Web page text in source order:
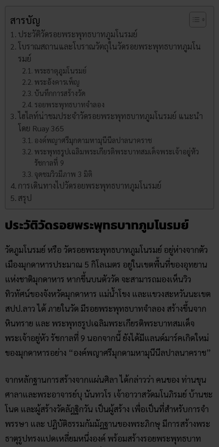
สารบัญ
ประวัติวัดรอยพระพุทธบาทภูมโนรมย์
โบราณสถานและโบราณวัตถุในวัดรอยพระพุทธบาทภูมโน
รมย์
พระธาตุภูมโนรมย์
พระอังคารเพ็ญ
บันทึกการสร้างวัด
รอยพระพุทธบาทจำลอง
ไฮไลท์น่าชมประจำวัดรอยพระพุทธบาทภูมโนรมย์ แนะนำ
โดย Ruay 365
องค์พญาศรีมุกดามหามุนีนีลปาลนาคราช
พระพุทธรูปเฉลิมพระเกียรติพระบาทสมเด็จพระเจ้าอยู่หัว
รัชกาลที่ 9
จุดชมวิวมีภาพ 3 มิติ
การเดินทางไปวัดรอยพระพุทธบาทภูมโนรมย์
สรุป
ประวัติวัดรอยพระพุทธบาทภูมโนรมย์
วัดภูมโนรมย์ หรือ วัดรอยพระพุทธบาทภูมโนรมย์ อยู่ห่างจากตัว
เมืองมุกดาหารประมาณ 5 กิโลเมตร อยู่ในเขตพื้นที่ของอุทยาน
แห่งชาติมุกดาหาร หากขึ้นบนตัววัด จะสามารถมองเห็นวิว
ทิวทัศน์ของจังหวัดมุกดาหาร แม่น้ำโขง และแขวงสะหวันนะเขต
สปป.ลาว ได้ ภายในวัด มีรอยพระพุทธบาทจำลอง สร้างขึ้นจาก
หินทราย และ พระพุทธรูปเฉลิมพระเกียรติพระบาทสมเด็จ
พระเจ้าอยู่หัว รัชกาลที่ 9 นอกจากนี้ ยังได้มีแลนด์มาร์คเกิดใหม่
ของมุกดาหารอย่าง “องค์พญาศรีมุกดามหามุนีนีลปาลนาคราช”
จากหลักฐานการสร้างจากแผ่นศิลา ได้กล่าวว่า คนของ ท่านขุน
ศาลาและพระอาจารย์บุ นันทวโร เจ้าอาวาสวัดมโนภิรมย์ บ้านชะ
โนด และผู้สร้างวัดลัฎฐิกวัน เป็นผู้สร้าง เพื่อเป็นที่สำหรับการจำ
พรรษา และ ปฏิบัติธรรมกัมมัฎฐานของพระภิกษุ มีการสร้างพระ
ธาตุรูปทรงแปดเหลี่ยมหนึ่งองค์ พร้อมสร้างรอยพระพุทธบาท